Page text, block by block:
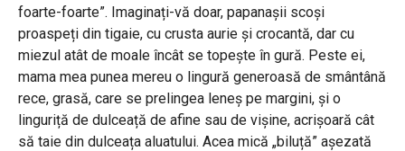
foarte-foarte”. Imaginați-vă doar, papanașii scoși
proaspeți din tigaie, cu crusta aurie și crocantă, dar cu
miezul atât de moale încât se topește în gură. Peste ei,
mama mea punea mereu o lingură generoasă de smântână
rece, grasă, care se prelingea leneș pe margini, și o
linguriță de dulceață de afine sau de vișine, acrișoară cât
să taie din dulceața aluatului. Acea mică „biluță” așezată